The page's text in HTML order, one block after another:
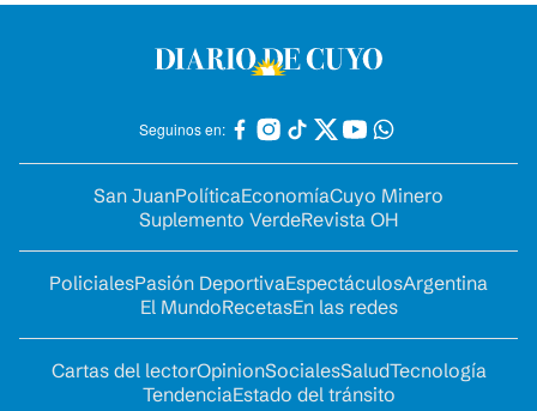
Seguinos en:
San JuanPolíticaEconomíaCuyo Minero
Suplemento VerdeRevista OH
PolicialesPasión DeportivaEspectáculosArgentina
El MundoRecetasEn las redes
Cartas del lectorOpinionSocialesSaludTecnología
TendenciaEstado del tránsito